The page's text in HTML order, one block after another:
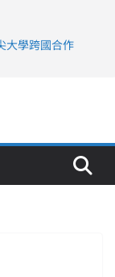
大學跨國合作
豐
護理尖兵
5名 辦學實力再